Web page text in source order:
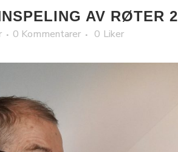
AV RØTER 2
0 Kommentarer 0 Liker